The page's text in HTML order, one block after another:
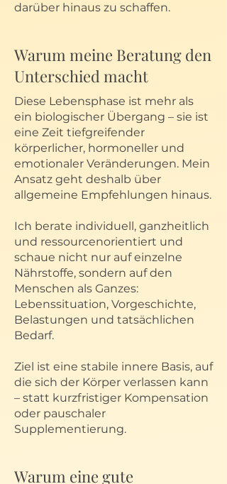
darüber hinaus zu schaffen.
Warum meine Beratung den
Unterschied macht
Diese Lebensphase ist mehr als
ein biologischer Übergang – sie ist
eine Zeit tiefgreifender
körperlicher, hormoneller und
emotionaler Veränderungen. Mein
Ansatz geht deshalb über
allgemeine Empfehlungen hinaus.
Ich berate individuell, ganzheitlich
und ressourcenorientiert und
schaue nicht nur auf einzelne
Nährstoffe, sondern auf den
Menschen als Ganzes:
Lebenssituation, Vorgeschichte,
Belastungen und tatsächlichen
Bedarf.
Ziel ist eine stabile innere Basis, auf
die sich der Körper verlassen kann
– statt kurzfristiger Kompensation
oder pauschaler
Supplementierung.
Warum eine gute